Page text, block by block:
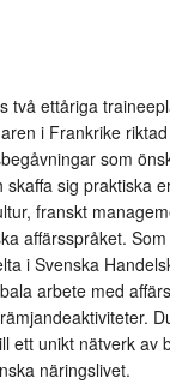
två ettåriga
i Frankrike
som
skaffa sig praktiska
franskt
affärsspråket.
i Svenska
arbete med
ett unikt nätverk av
näringslivet.